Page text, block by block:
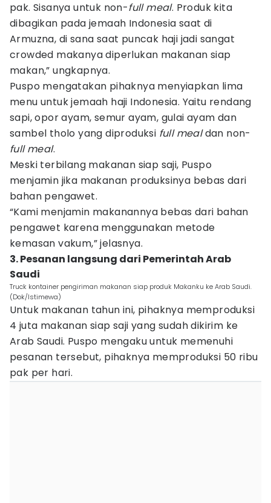
pak. Sisanya untuk non-full meal. Produk kita
dibagikan pada jemaah Indonesia saat di
Armuzna, di sana saat puncak haji jadi sangat
crowded makanya diperlukan makanan siap
makan,” ungkapnya.
Puspo mengatakan pihaknya menyiapkan lima
menu untuk jemaah haji Indonesia. Yaitu rendang
sapi, opor ayam, semur ayam, gulai ayam dan
sambel tholo yang diproduksi full mealdan non-
full meal.
Meski terbilang makanan siap saji, Puspo
menjamin jika makanan produksinya bebas dari
bahan pengawet.
“Kami menjamin makanannya bebas dari bahan
pengawet karena menggunakan metode
kemasan vakum,” jelasnya.
3. Pesanan langsung dari Pemerintah Arab
Saudi
Truck kontainer pengiriman makanan siap produk Makanku ke Arab Saudi.
(Dok/Istimewa)
Untuk makanan tahun ini, pihaknya memproduksi
4 juta makanan siap saji yang sudah dikirim ke
Arab Saudi. Puspo mengaku untuk memenuhi
pesanan tersebut, pihaknya memproduksi 50 ribu
pak per hari.